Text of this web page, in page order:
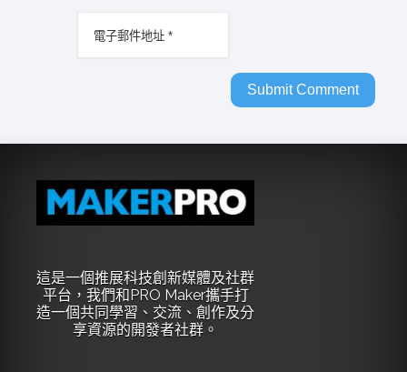
這是一個推展科技創新媒體及社群
平台，我們和PRO Maker攜手打
造一個共同學習、交流、創作及分
享資源的開發者社群。